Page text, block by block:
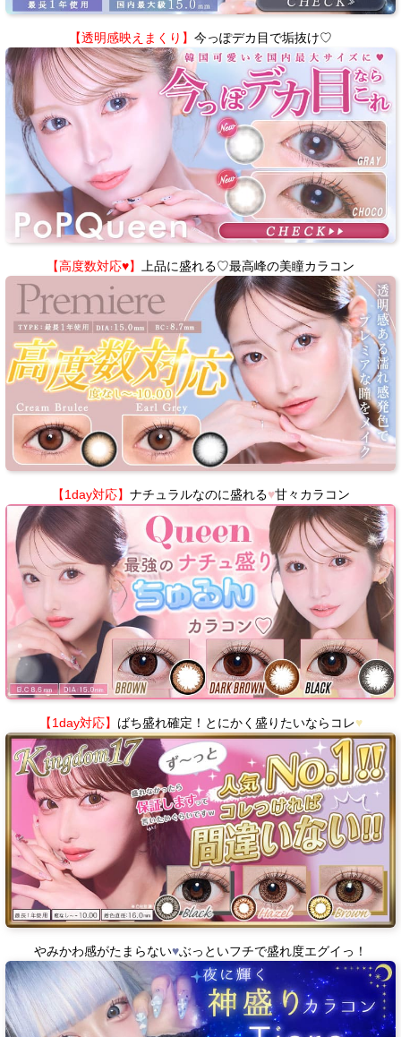
【透明感映えまくり】 今っぽデカ目で垢抜け♡
【高度数対応♥】 上品に盛れる♡最高峰の美瞳カラコン
【1day対応】 ナチュラルなのに盛れる♥甘々カラコン
【1day対応】 ばち盛れ確定！とにかく盛りたいならコレ♥
やみかわ感がたまらない♥ぶっといフチで盛れ度エグイっ！